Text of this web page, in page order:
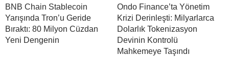
BNB Chain Stablecoin
Yarışında Tron’u Geride
Bıraktı: 80 Milyon Cüzdan
Yeni Dengenin
Ondo Finance’ta Yönetim
Krizi Derinleşti: Milyarlarca
Dolarlık Tokenizasyon
Devinin Kontrolü
Mahkemeye Taşındı